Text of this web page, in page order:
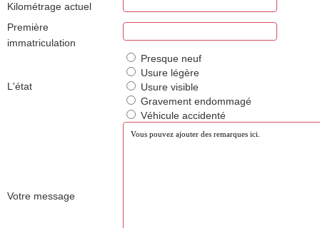
Kilométrage actuel
Première
immatriculation
L'état
Presque neuf
Usure légère
Usure visible
Gravement endommagé
Véhicule accidenté
Votre message